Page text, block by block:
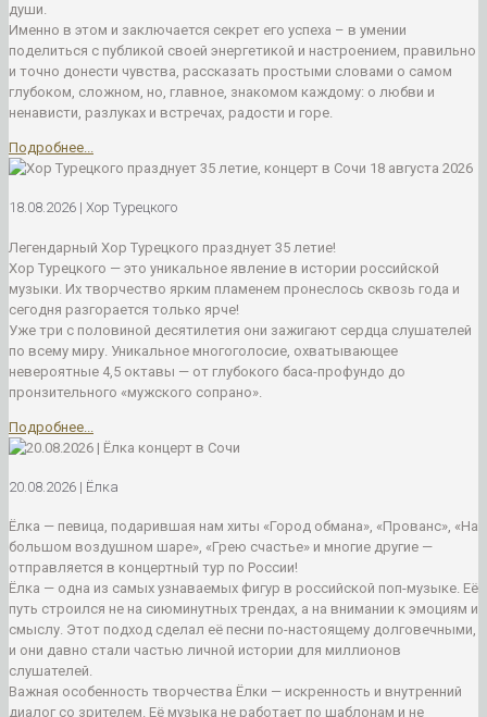
души.
Именно в этом и заключается секрет его успеха – в умении
поделиться с публикой своей энергетикой и настроением, правильно
и точно донести чувства, рассказать простыми словами о самом
глубоком, сложном, но, главное, знакомом каждому: о любви и
ненависти, разлуках и встречах, радости и горе.
Подробнее...
18.08.2026 | Хор Турецкого
Легендарный Хор Турецкого празднует 35 летие!
Хор Турецкого — это уникальное явление в истории российской
музыки. Их творчество ярким пламенем пронеслось сквозь года и
сегодня разгорается только ярче!
Уже три с половиной десятилетия они зажигают сердца слушателей
по всему миру. Уникальное многоголосие, охватывающее
невероятные 4,5 октавы — от глубокого баса-профундо до
пронзительного «мужского сопрано».
Подробнее...
20.08.2026 | Ёлка
Ёлка — певица, подарившая нам хиты «Город обмана», «Прованс», «На
большом воздушном шаре», «Грею счастье» и многие другие —
отправляется в концертный тур по России!
Ёлка — одна из самых узнаваемых фигур в российской поп-музыке. Её
путь строился не на сиюминутных трендах, а на внимании к эмоциям и
смыслу. Этот подход сделал её песни по-настоящему долговечными,
и они давно стали частью личной истории для миллионов
слушателей.
Важная особенность творчества Ёлки — искренность и внутренний
диалог со зрителем. Её музыка не работает по шаблонам и не